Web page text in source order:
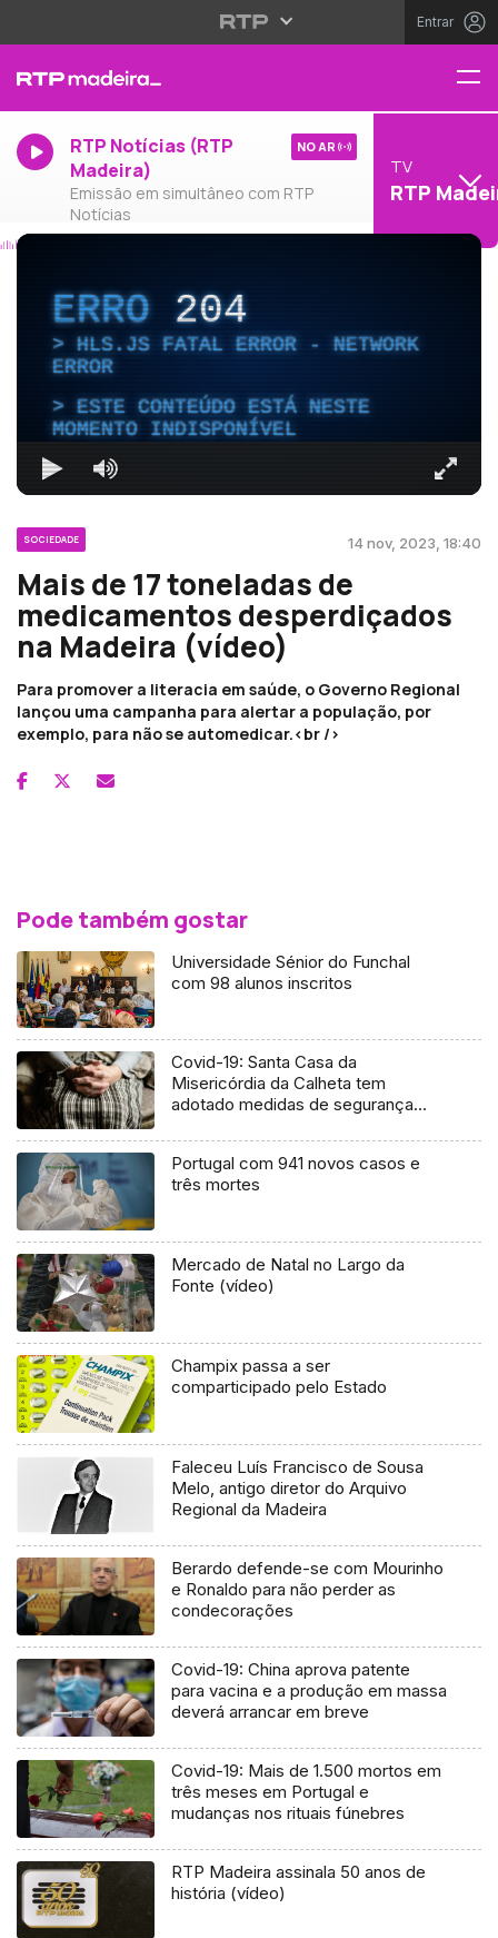
Entrar
RTP Notícias (RTP
Madeira)
Emissão em simultâneo com RTP
Notícias
NO AR
TV
RTP
ERRO204
HLS.JS FATAL ERROR - NETWORK
ERROR
ESTE CONTEÚDO ESTÁ NESTE
MOMENTO INDISPONÍVEL
SOCIEDADE 14 nov, 2023, 18:40
Mais de 17 toneladas de
medicamentos desperdiçados
na Madeira (vídeo)
Para promover a literacia em saúde, o Governo Regional
lançou uma campanha para alertar a população, por
exemplo, para não se automedicar.<br />
Pode também gostar
Universidade Sénior do Funchal
com 98 alunos inscritos
Covid-19: Santa Casa da
Misericórdia da Calheta tem
adotado medidas de segurança
Portugal com 941 novos casos e
três mortes
Mercado de Natal no Largo da
Fonte (vídeo)
Champix passa a ser
comparticipado pelo Estado
Faleceu Luís Francisco de Sousa
Melo, antigo diretor do Arquivo
Regional da Madeira
Berardo defende-se com Mourinho
e Ronaldo para não perder as
condecorações
Covid-19: China aprova patente
para vacina e a produção em massa
deverá arrancar em breve
Covid-19: Mais de 1.500 mortos em
três meses em Portugal e
mudanças nos rituais fúnebres
RTP Madeira assinala 50 anos de
história (vídeo)